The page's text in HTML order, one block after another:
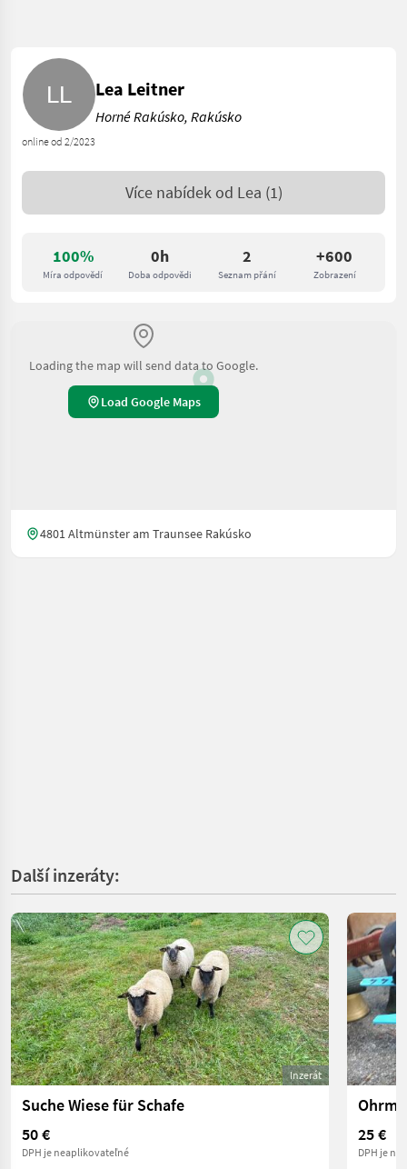
100%
Míra odpovědí
0h
Doba odpovědi
2
Seznam přání
+600
Zobrazení
online od 2/2023
Lea Leitner
Horné Rakúsko, Rakúsko
Více nabídek od Lea (1)
Loading the map will send data to Google.
Load Google Maps
4801 Altmünster am Traunsee Rakúsko
Další inzeráty:
Inzerát
Suche Wiese für Schafe
50 €
DPH je neaplikovateľné
25 €
DPH je